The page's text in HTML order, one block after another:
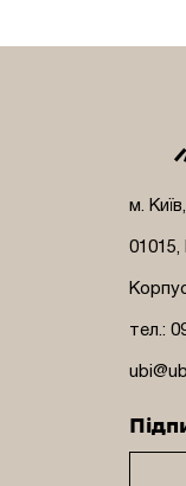
м. Київ,
01015,
тел.: